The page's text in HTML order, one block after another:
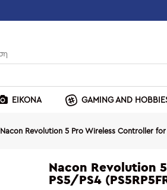
ΕΙΚΟΝΑ GAMING AND
Nacon Revolution 5 Pro Wireless Controller for
Nacon Revolution
PS5/PS4